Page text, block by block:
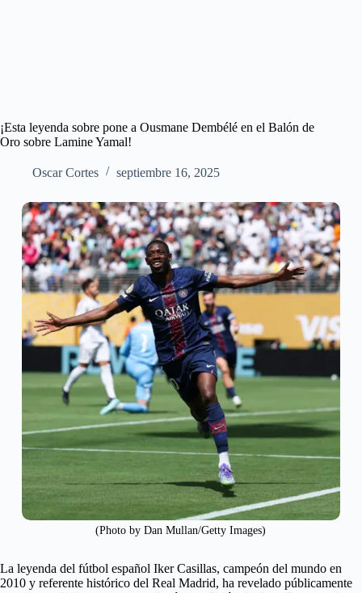
¡Esta leyenda sobre pone a Ousmane Dembélé en el Balón de
Oro sobre Lamine Yamal!
Oscar Cortes septiembre 16, 2025
(Photo by Dan Mullan/Getty Images)
La leyenda del fútbol español Iker Casillas, campeón del mundo en
2010 y referente histórico del Real Madrid, ha revelado públicamente